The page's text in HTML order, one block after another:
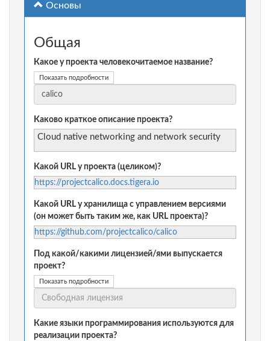
Основы
Общая
Какое у проекта человекочитаемое название?
Показать подробности
Каково краткое описание проекта?
Cloud native networking and network security
Какой URL у проекта (целиком)?
https://projectcalico.docs.tigera.io
Какой URL у хранилища с управлением версиями
(он может быть таким же, как URL проекта)?
https://github.com/projectcalico/calico
Под какой/какими лицензией/ями выпускается
проект?
Показать подробности
Какие языки программирования используются для
реализации проекта?